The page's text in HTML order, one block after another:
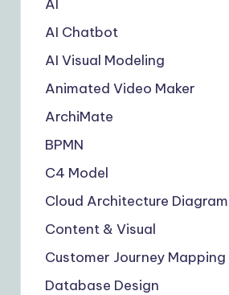
AI
AI Chatbot
AI Visual Modeling
Animated Video Maker
ArchiMate
BPMN
C4 Model
Cloud Architecture Diagram
Content & Visual
Customer Journey Mapping
Database Design